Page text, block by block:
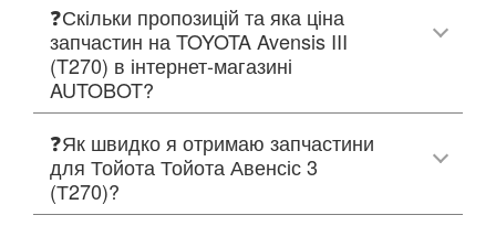
❓Скільки пропозицій та яка ціна
запчастин на TOYOTA Avensis III
(T270) в інтернет-магазині
AUTOBOT?
❓Як швидко я отримаю запчастини
для Тойота Тойота Авенсіс 3
(Т270)?